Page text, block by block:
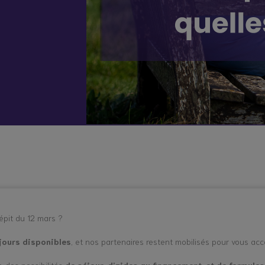
et social
Formation
du 12 mars ?
disponibles , et nos partenaires restent mobilisés pour vous